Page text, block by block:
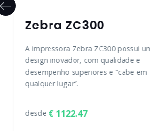
Zebra ZC300
A impressora Zebra ZC300 possui
design inovador, com qualidade e
desempenho superiores e “cabe em
qualquer lugar”.
desde 1122.47